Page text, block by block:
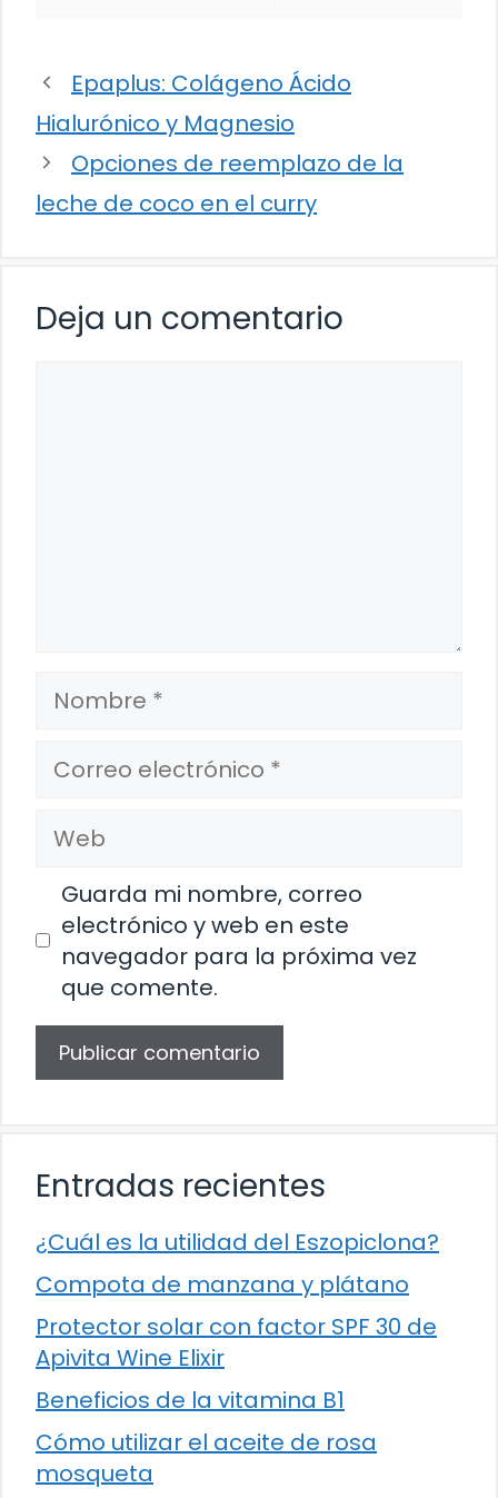
Epaplus: Colágeno Ácido
Hialurónico y Magnesio
Opciones de reemplazo de la
leche de coco en el curry
Deja un comentario
Nombre
Correo
electrónico
Web
Guarda mi nombre, correo
electrónico y web en este
navegador para la próxima vez
que comente.
Entradas recientes
¿Cuál es la utilidad del Eszopiclona?
Compota de manzana y plátano
Protector solar con factor SPF 30 de
Apivita Wine Elixir
Beneficios de la vitamina B1
Cómo utilizar el aceite de rosa
mosqueta